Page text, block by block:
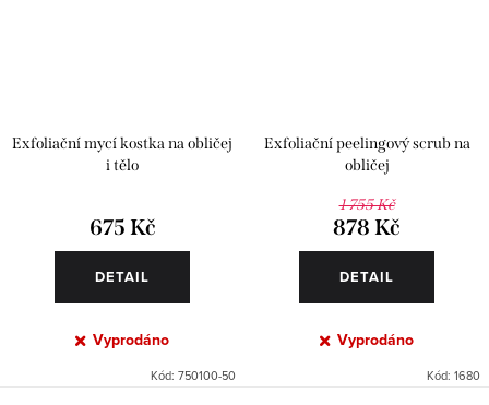
Exfoliační mycí kostka na obličej
i tělo
675 Kč
DETAIL
Vyprodáno
Kód: 750100-50
Exfoliační peelingový scrub na
obličej
1 755 Kč
878 Kč
DETAIL
Vyprodáno
Kód: 1680